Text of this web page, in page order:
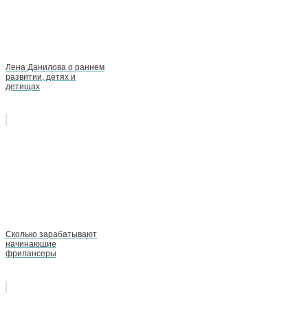
Лена Данилова о раннем
развитии, детях и
детищах
Сколько зарабатывают
начинающие
фрилансеры